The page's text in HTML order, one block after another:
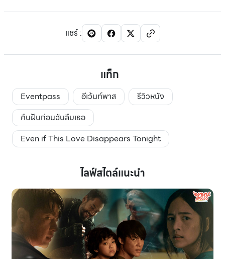
แชร์:
แท็ก
Eventpass อีเว้นท์พาส
รีวิวหนัง
คืนฝันก่อนฉันลืมเธอ
Even if This Love Disappears Tonight​
ไลฟ์สไตล์แนะนำ